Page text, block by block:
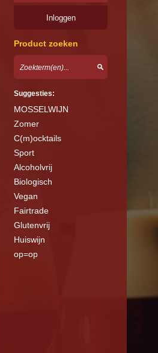
Product zoeken
Suggesties:
MOSSELWIJN
Zomer
C(m)ocktails
Sport
Alcoholvrij
Biologisch
Vegan
Fairtrade
Glutenvrij
Huiswijn
op=op